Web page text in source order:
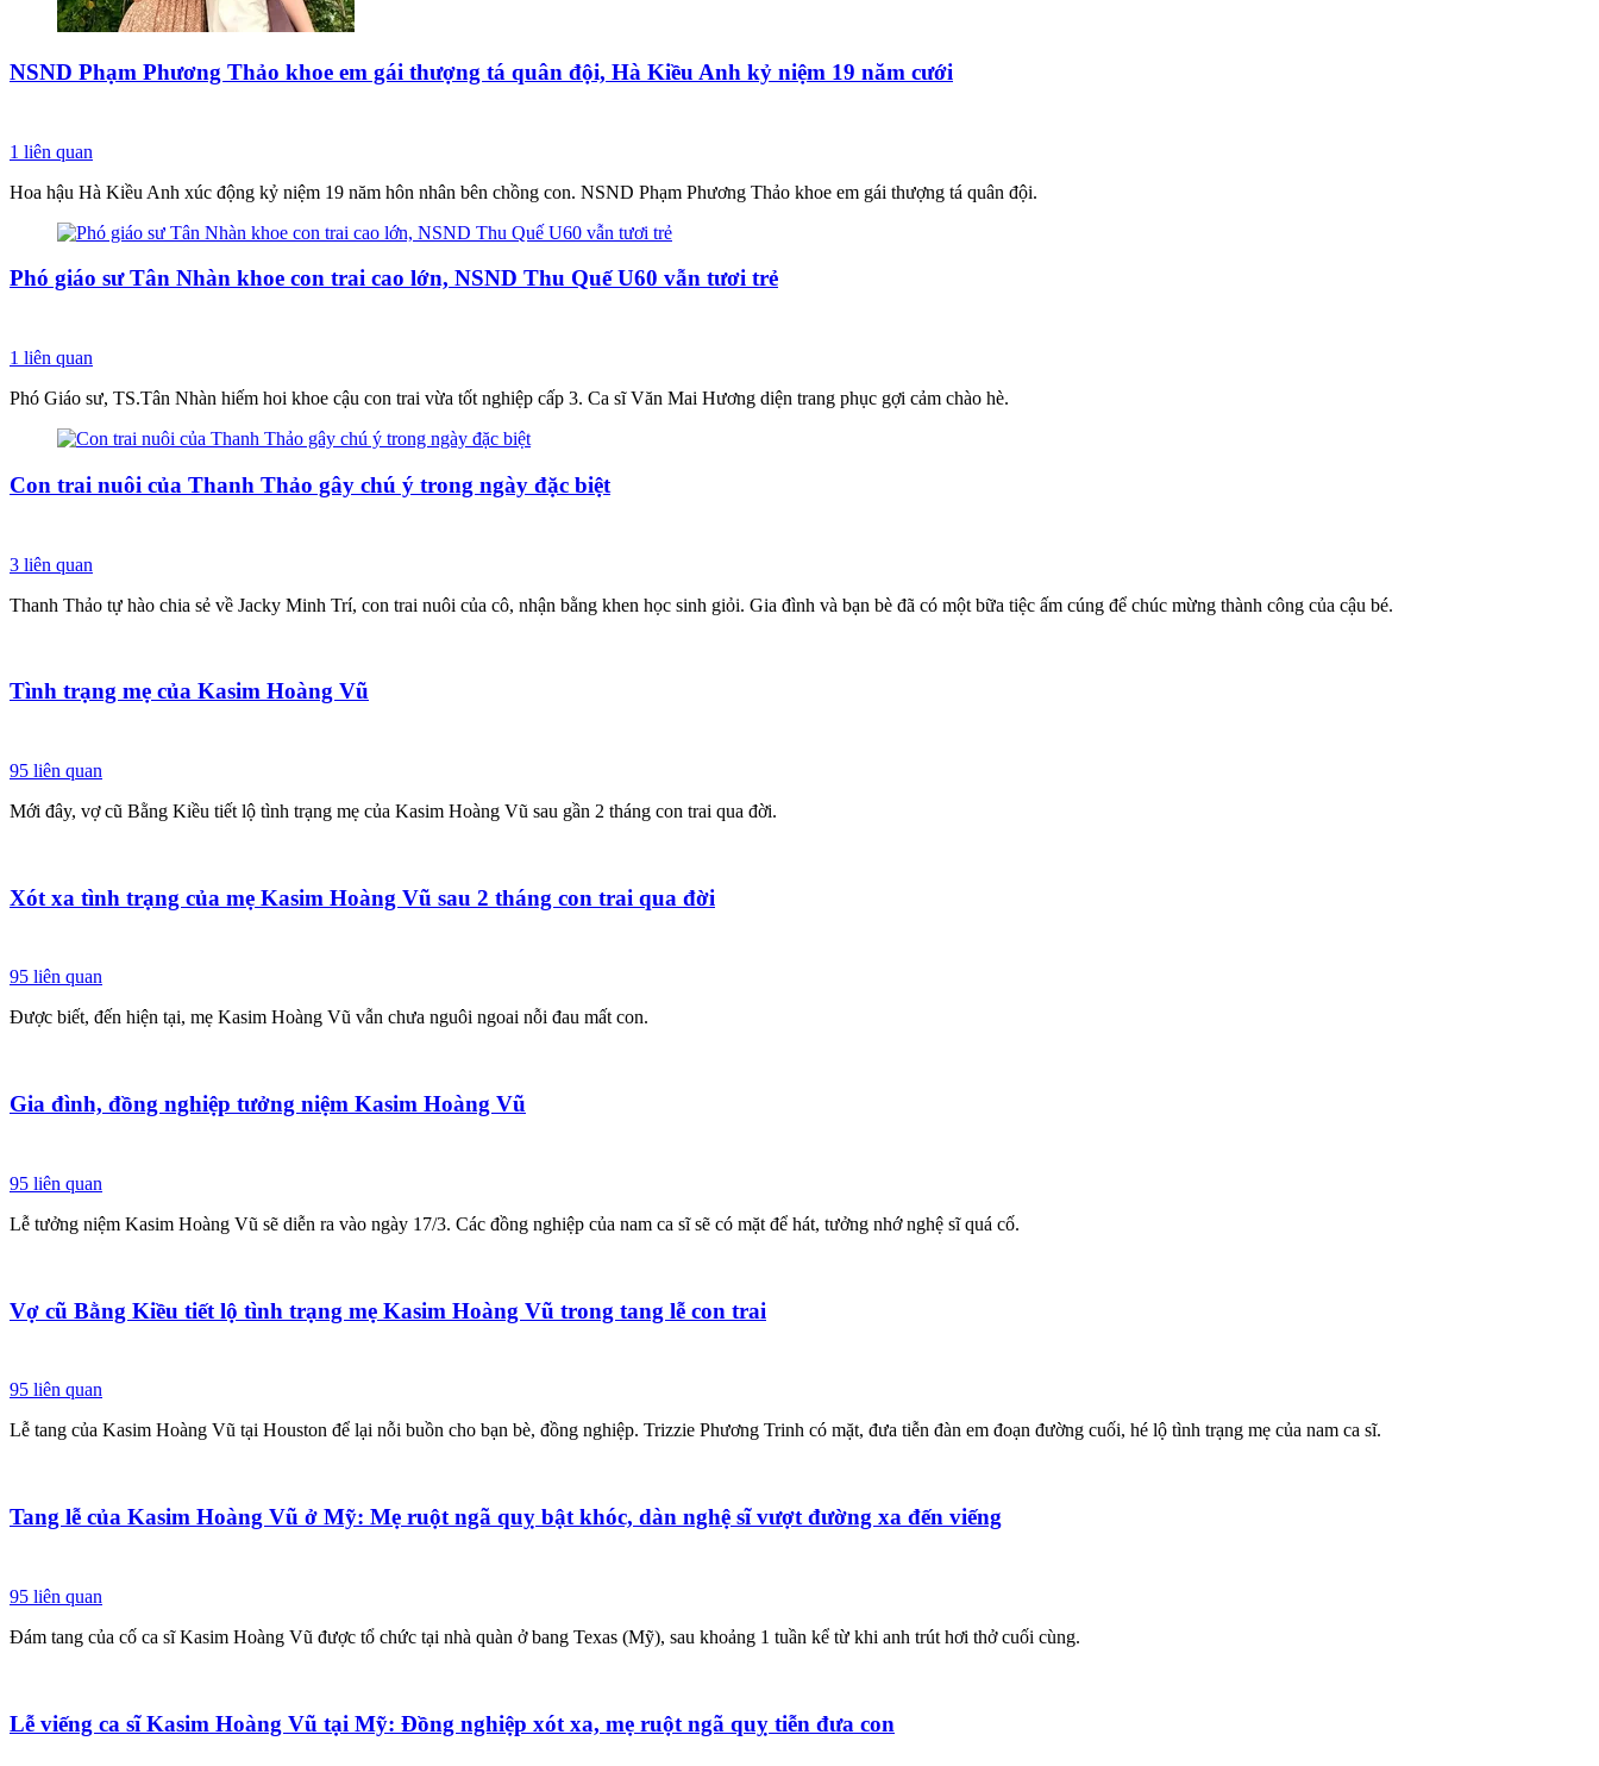
NSND Phạm Phương Thảo khoe em gái thượng tá quân đội, Hà Kiều Anh kỷ niệm 19 năm cưới
1 liên quan
Hoa hậu Hà Kiều Anh xúc động kỷ niệm 19 năm hôn nhân bên chồng con. NSND Phạm Phương Thảo khoe em gái thượng tá quân đội.
Phó giáo sư Tân Nhàn khoe con trai cao lớn, NSND Thu Quế U60 vẫn tươi trẻ
1 liên quan
Phó Giáo sư, TS.Tân Nhàn hiếm hoi khoe cậu con trai vừa tốt nghiệp cấp 3. Ca sĩ Văn Mai Hương diện trang phục gợi cảm chào hè.
Con trai nuôi của Thanh Thảo gây chú ý trong ngày đặc biệt
3 liên quan
Thanh Thảo tự hào chia sẻ về Jacky Minh Trí, con trai nuôi của cô, nhận bằng khen học sinh giỏi. Gia đình và bạn bè đã có một bữa tiệc ấm cúng để chúc mừng thành công của cậu bé.
Tình trạng mẹ của Kasim Hoàng Vũ
95 liên quan
Mới đây, vợ cũ Bằng Kiều tiết lộ tình trạng mẹ của Kasim Hoàng Vũ sau gần 2 tháng con trai qua đời.
Xót xa tình trạng của mẹ Kasim Hoàng Vũ sau 2 tháng con trai qua đời
95 liên quan
Được biết, đến hiện tại, mẹ Kasim Hoàng Vũ vẫn chưa nguôi ngoai nỗi đau mất con.
Gia đình, đồng nghiệp tưởng niệm Kasim Hoàng Vũ
95 liên quan
Lễ tưởng niệm Kasim Hoàng Vũ sẽ diễn ra vào ngày 17/3. Các đồng nghiệp của nam ca sĩ sẽ có mặt để hát, tưởng nhớ nghệ sĩ quá cố.
Vợ cũ Bằng Kiều tiết lộ tình trạng mẹ Kasim Hoàng Vũ trong tang lễ con trai
95 liên quan
Lễ tang của Kasim Hoàng Vũ tại Houston để lại nỗi buồn cho bạn bè, đồng nghiệp. Trizzie Phương Trinh có mặt, đưa tiễn đàn em đoạn đường cuối, hé lộ tình trạng mẹ của nam ca sĩ.
Tang lễ của Kasim Hoàng Vũ ở Mỹ: Mẹ ruột ngã quỵ bật khóc, dàn nghệ sĩ vượt đường xa đến viếng
95 liên quan
Đám tang của cố ca sĩ Kasim Hoàng Vũ được tổ chức tại nhà quàn ở bang Texas (Mỹ), sau khoảng 1 tuần kể từ khi anh trút hơi thở cuối cùng.
Lễ viếng ca sĩ Kasim Hoàng Vũ tại Mỹ: Đồng nghiệp xót xa, mẹ ruột ngã quỵ tiễn đưa con